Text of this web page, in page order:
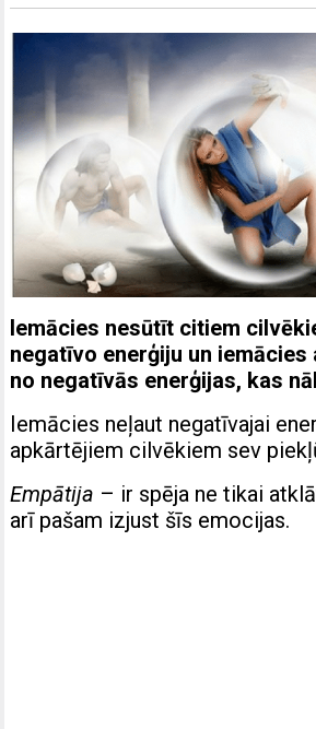
Iemācies nesūtīt citiem
negatīvo enerģiju un
no negatīvās enerģijas, kas
Iemācies neļaut negatīvajai
apkārtējiem cilvēkiem sev
Empātija – ir spēja ne tikai
arī pašam izjust šīs emocijas.